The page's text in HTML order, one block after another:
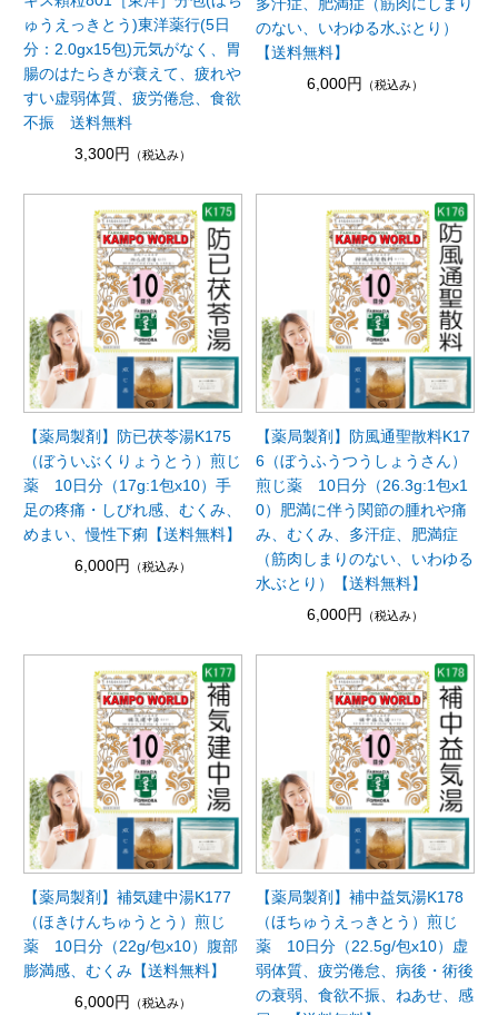
ゅうえっきとう)東洋薬行(5日
分：2.0gx15包)元気がなく、胃
腸のはたらきが衰えて、疲れや
すい虚弱体質、疲労倦怠、食欲
不振 送料無料
3,300円
（税込み）
のない、いわゆる水ぶとり）
【送料無料】
6,000円
（税込み）
【薬局製剤】防已茯苓湯K175
（ぼういぶくりょうとう）煎じ
薬 10日分（17g:1包x10）手
足の疼痛・しびれ感、むくみ、
めまい、慢性下痢【送料無料】
6,000円
（税込み）
【薬局製剤】防風通聖散料K17
6（ぼうふうつうしょうさん）
煎じ薬 10日分（26.3g:1包x1
0）肥満に伴う関節の腫れや痛
み、むくみ、多汗症、肥満症
（筋肉しまりのない、いわゆる
水ぶとり）【送料無料】
6,000円
（税込み）
【薬局製剤】補気建中湯K177
（ほきけんちゅうとう）煎じ
薬 10日分（22g/包x10）腹部
膨満感、むくみ【送料無料】
6,000円
（税込み）
【薬局製剤】補中益気湯K178
（ほちゅうえっきとう）煎じ
薬 10日分（22.5g/包x10）虚
弱体質、疲労倦怠、病後・術後
の衰弱、食欲不振、ねあせ、感